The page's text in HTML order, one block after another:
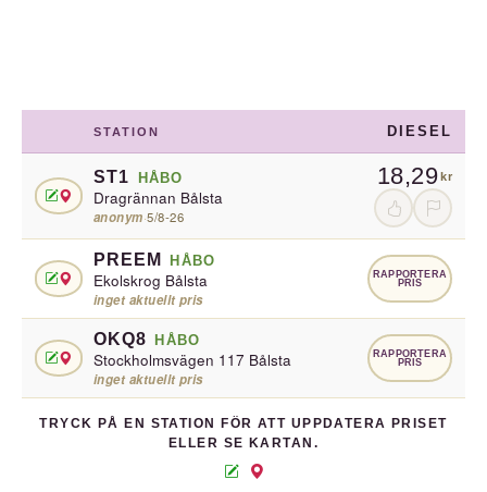
STATION DIESEL
ST1 HÅBO
Dragrännan Bålsta
anonym·5/8-26
18,29kr
PREEM HÅBO
Ekolskrog Bålsta
inget aktuellt pris
RAPPORTERA
PRIS
OKQ8 HÅBO
Stockholmsvägen 117 Bålsta
inget aktuellt pris
RAPPORTERA
PRIS
TRYCK PÅ EN STATION FÖR ATT UPPDATERA PRISET
ELLER SE KARTAN.